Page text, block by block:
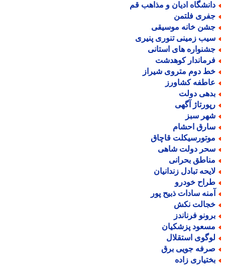
ادیان و مذاهب قم
فلتمن
خانه موسیقی
زمینی تنوری پنیری
های استانی
کوهدشت
دوم متروی شیراز
کشاورز
دولت
آگهی
سبز
احشام
قاچاق
دولت شاهی
بحرانی
تبادل زندانیان
خودرو
سادات ذبیح پور
نکش
فرناندز
پزشکیان
استقلال
جویی برق
زاده